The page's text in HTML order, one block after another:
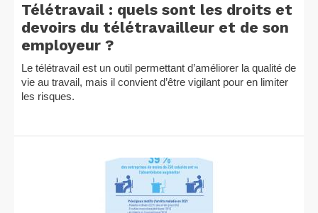
Télétravail : quels sont les droits et
devoirs du télétravailleur et de son
employeur ?
Le télétravail est un outil permettant d’améliorer la qualité de
vie au travail, mais il convient d’être vigilant pour en limiter
les risques.